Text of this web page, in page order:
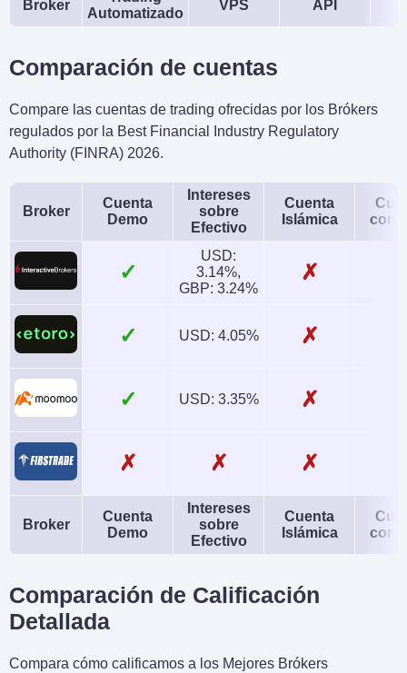
Broker
Automatizado
VPS API
Comparación de cuentas
Compare las cuentas de trading ofrecidas por los Brókers
regulados por la Best Financial Industry Regulatory
Authority (FINRA) 2026.
Broker
Cuenta
Demo
Intereses
sobre
Efectivo
Cuenta
Islámica
✓
USD:
3.14%,
GBP: 3.24%
✗
✓ USD: 4.05% ✗
✓ USD: 3.35% ✗
✗ ✗ ✗
Broker
Cuenta
Demo
Intereses
sobre
Efectivo
Cuenta
Islámica
Comparación de Calificación
Detallada
Compara cómo calificamos a los Mejores Brókers